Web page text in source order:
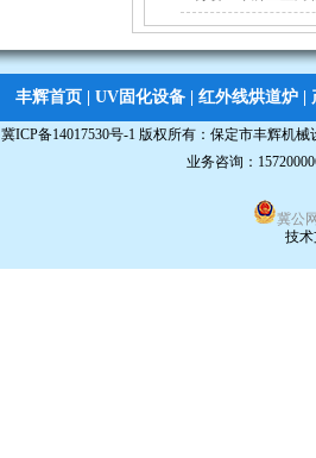
丰辉首页| UV固化设备| 红外线烘道炉|
冀ICP备14017530号-1版权所有： 保定市丰辉机械
业务咨询：
冀公
技